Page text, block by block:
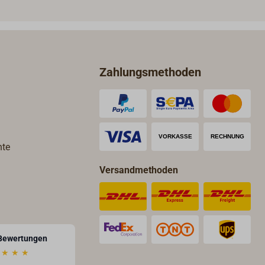
Adapter werden einfach von
an die Lampe angeschraubt.
★ ★ ★
Zahlungsmethoden
Versandmethoden